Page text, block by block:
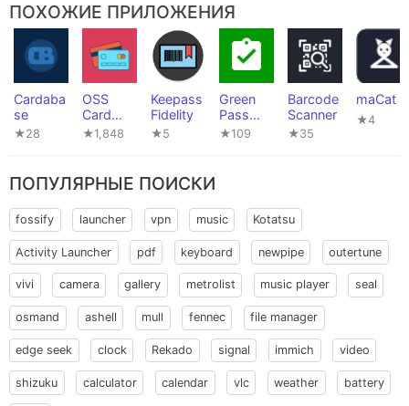
ПОХОЖИЕ ПРИЛОЖЕНИЯ
Cardaba
se
★28
OSS
Card
Wallet
★1,848
Keepass
Fidelity
★5
Green
Pass
PDF
★109
Barcode
Scanner
★35
maCat
★4
ПОПУЛЯРНЫЕ ПОИСКИ
fossify launcher vpn music Kotatsu
Activity Launcher pdf keyboard newpipe outertune
vivi camera gallery metrolist music player seal
osmand ashell mull fennec file manager
edge seek clock Rekado signal immich video
shizuku calculator calendar vlc weather battery